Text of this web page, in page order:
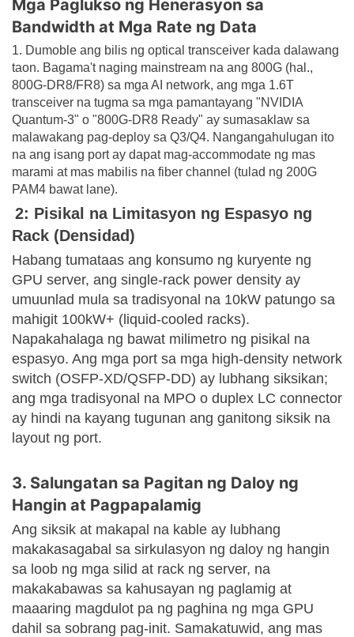
Mga Paglukso ng Henerasyon sa
Bandwidth at Mga Rate ng Data
1. Dumoble ang bilis ng optical transceiver kada dalawang
taon. Bagama't naging mainstream na ang 800G (hal.,
800G-DR8/FR8) sa mga AI network, ang mga 1.6T
transceiver na tugma sa mga pamantayang "NVIDIA
Quantum-3" o "800G-DR8 Ready" ay sumasaklaw sa
malawakang pag-deploy sa Q3/Q4. Nangangahulugan ito
na ang isang port ay dapat mag-accommodate ng mas
marami at mas mabilis na fiber channel (tulad ng 200G
PAM4 bawat lane).
2: Pisikal na Limitasyon ng Espasyo ng
Rack (Densidad)
Habang tumataas ang konsumo ng kuryente ng
GPU server, ang single-rack power density ay
umuunlad mula sa tradisyonal na 10kW patungo sa
mahigit 100kW+ (liquid-cooled racks).
Napakahalaga ng bawat milimetro ng pisikal na
espasyo. Ang mga port sa mga high-density network
switch (OSFP-XD/QSFP-DD) ay lubhang siksikan;
ang mga tradisyonal na MPO o duplex LC connector
ay hindi na kayang tugunan ang ganitong siksik na
layout ng port.
3. Salungatan sa Pagitan ng Daloy ng
Hangin at Pagpapalamig
Ang siksik at makapal na kable ay lubhang
makakasagabal sa sirkulasyon ng daloy ng hangin
sa loob ng mga silid at rack ng server, na
makakabawas sa kahusayan ng paglamig at
maaaring magdulot pa ng paghina ng mga GPU
dahil sa sobrang pag-init. Samakatuwid, ang mas